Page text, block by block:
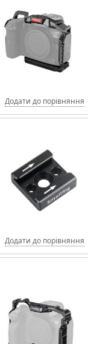
Додати до порівняння
Додати до порівняння